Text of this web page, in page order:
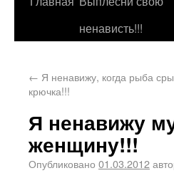
ненависть!!!
← Я ненавижу, когда рыба
крючка!!!
Я ненавижу
женщину!!!
Опубликовано 01.03.2012